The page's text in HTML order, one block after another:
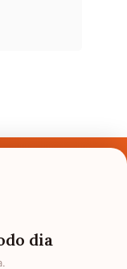
dia